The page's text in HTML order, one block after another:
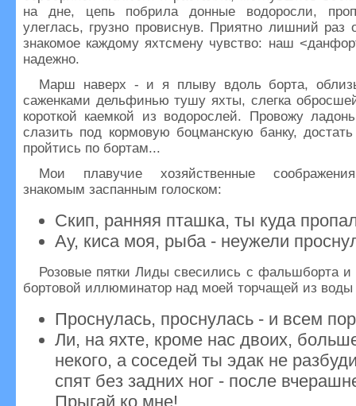
на дне, цепь побрила донные водоросли,
улеглась, грузно провиснув. Приятно лишний раз
знакомое каждому яхтсмену чувство: наш
надежно.
Марш наверх - и я плыву вдоль борта,
саженками дельфинью тушу яхты, слегка
короткой каемкой из водорослей. Провожу
слазить под кормовую боцманскую банку,
пройтись по бортам...
Мои плавучие хозяйственные
знакомым заспанным голоском:
Скип, ранняя пташка, ты куда
Ау, киса моя, рыба - неужели
Розовые пятки Лиды свесились с фальшборта и
бортовой иллюминатор над моей торчащей из воды
Проснулась, проснулась - и всем
Ли, на яхте, кроме нас двоих,
некого, а соседей ты эдак не
спят без задних ног - после
Прыгай ко мне!